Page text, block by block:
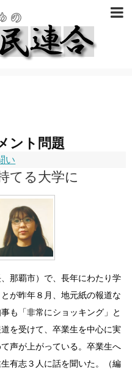
ント問題
い
てる大学に
那覇市）で、長年にわたり学
が昨年８月、地元紙の報道な
も「非常にショッキング」と
を受けて、卒業生を中心に実
声が上がっている。卒業生へ
有志３人に話を聞いた。（編